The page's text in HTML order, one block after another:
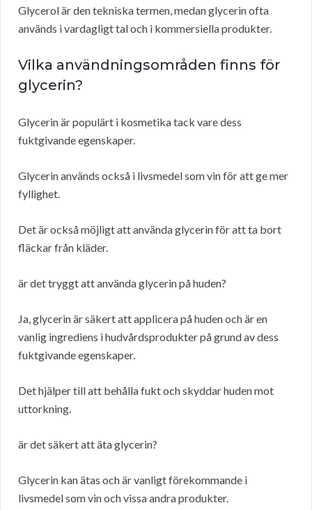
Glycerol är den tekniska termen, medan glycerin ofta
används i vardagligt tal och i kommersiella produkter.
Vilka användningsområden finns för
glycerin?
Glycerin är populärt i kosmetika tack vare dess
fuktgivande egenskaper.
Glycerin används också i livsmedel som vin för att ge mer
fyllighet.
Det är också möjligt att använda glycerin för att ta bort
fläckar från kläder.
är det tryggt att använda glycerin på huden?
Ja, glycerin är säkert att applicera på huden och är en
vanlig ingrediens i hudvårdsprodukter på grund av dess
fuktgivande egenskaper.
Det hjälper till att behålla fukt och skyddar huden mot
uttorkning.
är det säkert att äta glycerin?
Glycerin kan ätas och är vanligt förekommande i
livsmedel som vin och vissa andra produkter.